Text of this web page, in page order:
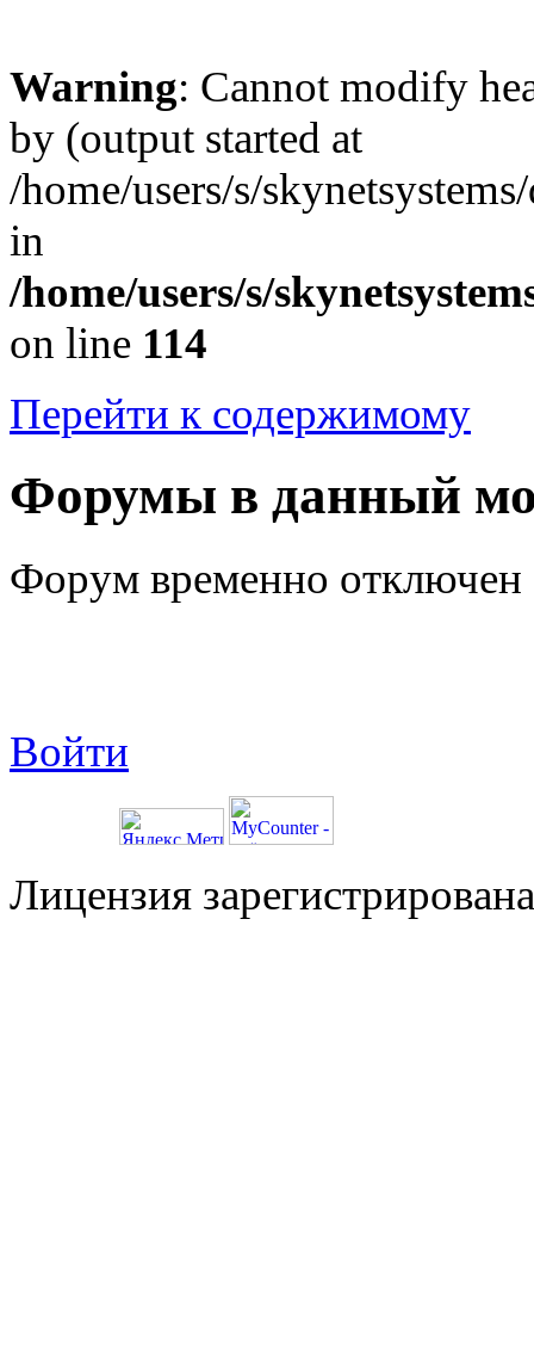
Warning: Cannot modify
by (output started at
/home/users/s/
in
/home/users/s/
on line 114
Перейти к содержимому
Форумы в данный
Форум временно отключен
Войти
Лицензия